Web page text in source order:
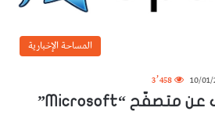
المساحة الإخبارية
10/
3٬458
صور مسرّبة تكشف عن متصفّح “Microsoft”